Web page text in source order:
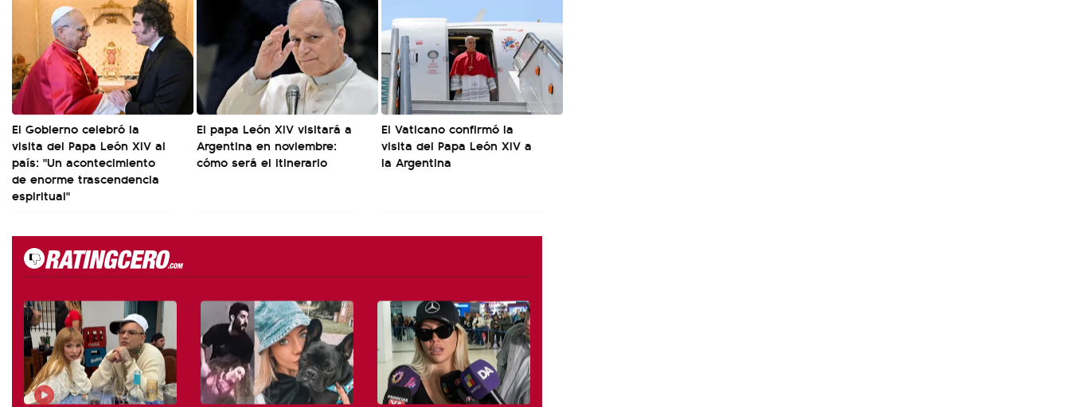
El Gobierno celebró la
visita del Papa León XIV al
país: "Un acontecimiento
de enorme trascendencia
espiritual"
El papa León XIV visitará a
Argentina en noviembre:
cómo será el itinerario
El Vaticano confirmó la
visita del Papa León XIV a
la Argentina